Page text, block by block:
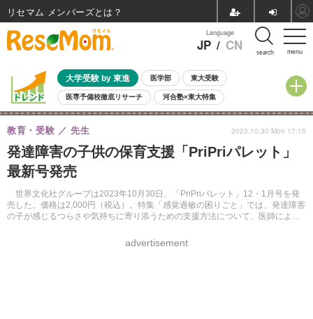
menu
Language
JP / CN search
大学受験 by 東進 医学部 東大受験
医専予備校徹底リサーチ 河合塾×東大特集
親子で考える大学選び 高校受験 中学受験 小学校受験
共通テスト 夏休み
8月開催イベント・WS 全国公立高校 過去問 人気記事
自由研究教材（小学生向け）
発達障害の子供の保育支援「PriPriパレット」
最新号発売
世界文化社グループは2023年10⽉30⽇、「PriPriパレット」12・1⽉号を発
売した。価格は2,000円（税込）。特集「感覚過敏の困りごと」では、発達障害
の子が感じるつらさや気持ちに寄り添うための支援方法について、医師による
教育・受験 先生
advertisement
2023.10.30 Mon 17:15
リセマム メンバーズ